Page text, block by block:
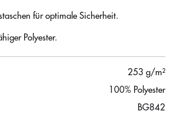
für optimale Sicherheit.
Polyester.
253 g/m²
100% Polyester
BG842